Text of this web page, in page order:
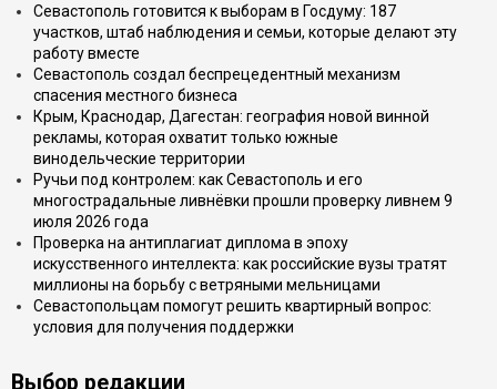
Севастополь готовится к выборам в Госдуму: 187
участков, штаб наблюдения и семьи, которые делают эту
работу вместе
Севастополь создал беспрецедентный механизм
спасения местного бизнеса
Крым, Краснодар, Дагестан: география новой винной
рекламы, которая охватит только южные
винодельческие территории
Ручьи под контролем: как Севастополь и его
многострадальные ливнёвки прошли проверку ливнем 9
июля 2026 года
Проверка на антиплагиат диплома в эпоху
искусственного интеллекта: как российские вузы тратят
миллионы на борьбу с ветряными мельницами
Севастопольцам помогут решить квартирный вопрос:
условия для получения поддержки
Выбор редакции